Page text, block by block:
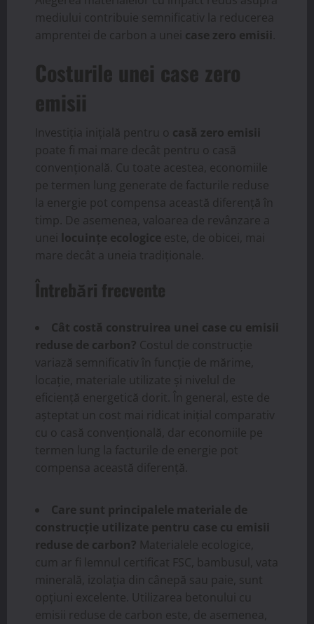
mediului contribuie semnificativ la reducerea
amprentei de carbon a unei case zero emisii
Costurile unei case zero
emisii
Investiția inițială pentru o casă zero emisii
poate fi mai mare decât pentru o casă
convențională. Cu toate acestea, economiile
pe termen lung generate de facturile reduse
la energie pot compensa această diferență în
timp. De asemenea, valoarea de revânzare a
unei locuințe ecologice este, de obicei, mai
mare decât a uneia tradiționale.
Întrebări frecvente
Cât costă construirea unei case cu emisii
reduse de carbon? Costul de construcție
variază semnificativ în funcție de mărime,
locație, materiale utilizate și nivelul de
eficiență energetică dorit. În general, este de
așteptat un cost mai ridicat inițial comparativ
cu o casă convențională, dar economiile pe
termen lung la facturile de energie pot
compensa această diferență.
Care sunt principalele materiale de
construcție utilizate pentru case cu emisii
reduse de carbon? Materialele ecologice,
cum ar fi lemnul certificat FSC, bambusul, vata
minerală, izolația din cânepă sau paie, sunt
opțiuni excelente. Utilizarea betonului cu
emisii reduse de carbon este, de asemenea,